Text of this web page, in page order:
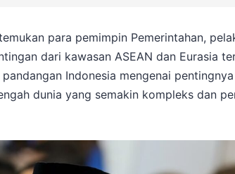
para pemimpin Pemerintahan,
dari kawasan ASEAN dan Eurasia
Indonesia mengenai pentingnya
dunia yang semakin kompleks dan